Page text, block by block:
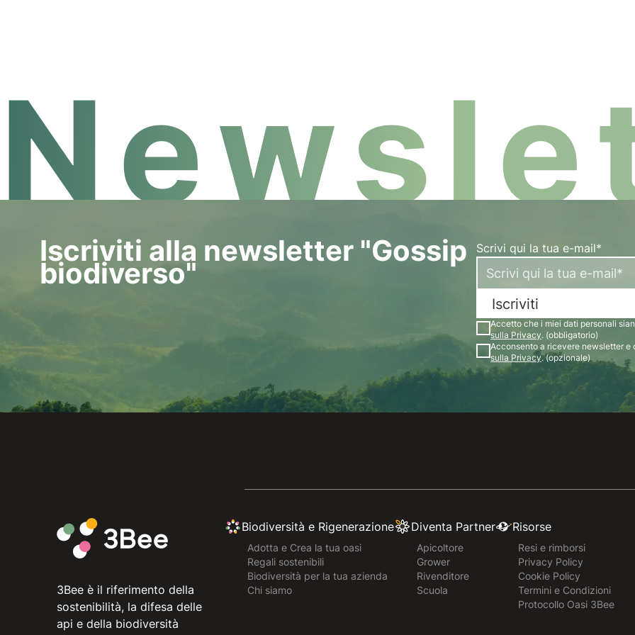
Iscriviti alla newsletter "Gossip
biodiverso"
Scrivi qui la tua e-mail*
Iscriviti
Accetto che i miei dati personali
sulla Privacy. (obbligatorio)
Acconsento a ricevere newsletter
sulla Privacy. (opzionale)
3Bee è il riferimento della
sostenibilità, la difesa delle
api e della biodiversità
Biodiversità e Rigenerazione
Adotta e Crea la tua oasi
Regali sostenibili
Biodiversità per la tua azienda
Chi siamo
Diventa Partner
Apicoltore
Grower
Rivenditore
Scuola
Risorse
Resi e rimborsi
Privacy Policy
Cookie Policy
Termini e Condizioni
Protocollo Oasi 3Bee